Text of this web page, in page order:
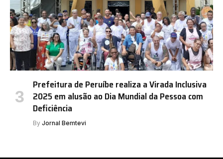
Prefeitura de Peruíbe realiza a Virada Inclusiva
2025 em alusão ao Dia Mundial da Pessoa com
Deficiência
By Jornal Bemtevi